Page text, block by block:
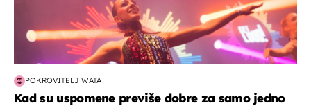
POKROVITELJ WATA
Kad su uspomene previše dobre za samo jedno